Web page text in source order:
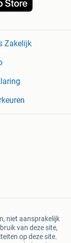
Zakelijk
niet aansprakelijk
van deze site,
op deze site.